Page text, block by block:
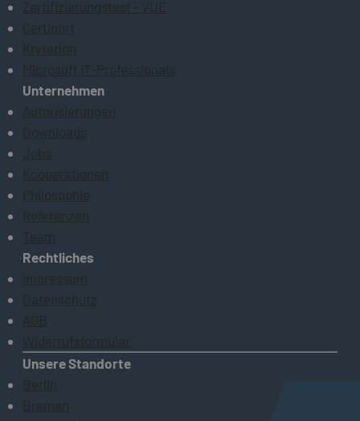
Zertifizierungstest - VUE
Certiport
Kryterion
Microsoft IT-Professionals
Unternehmen
Autorisierungen
Downloads
Jobs
Kooperationen
Philosophie
Referenzen
Team
Rechtliches
Impressum
Datenschutz
AGB
Widerrufsformular
Unsere Standorte
Berlin
Bremen